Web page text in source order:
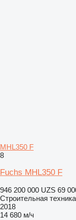
MHL350 F
8
Fuchs MHL350 F
946 200 000 UZS 69
Строительная
2018
14 680 м/ч